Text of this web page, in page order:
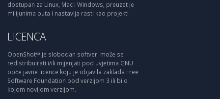
dostupan za Linux, Mac i Windows, preuzet je
milijunima puta i nastavlja rasti kao projekt!
LICENCA
OpenShot™ je slobodan softver: može se
redistribuirati i/ili mijenjati pod uvjetima GNU
opće javne licence koju je objavila zaklada Free
Software Foundation pod verzijom 3 ili bilo
kojom novijom verzijom.